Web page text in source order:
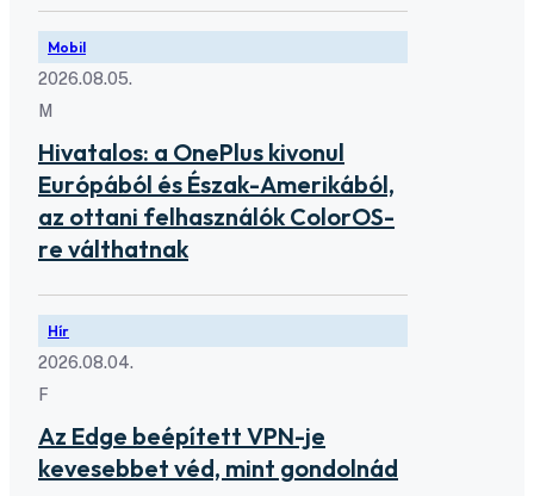
Mobil
2026.08.05.
M
Hivatalos: a OnePlus kivonul
Európából és Észak-Amerikából,
az ottani felhasználók ColorOS-
re válthatnak
Hír
2026.08.04.
F
Az Edge beépített VPN-je
kevesebbet véd, mint gondolnád